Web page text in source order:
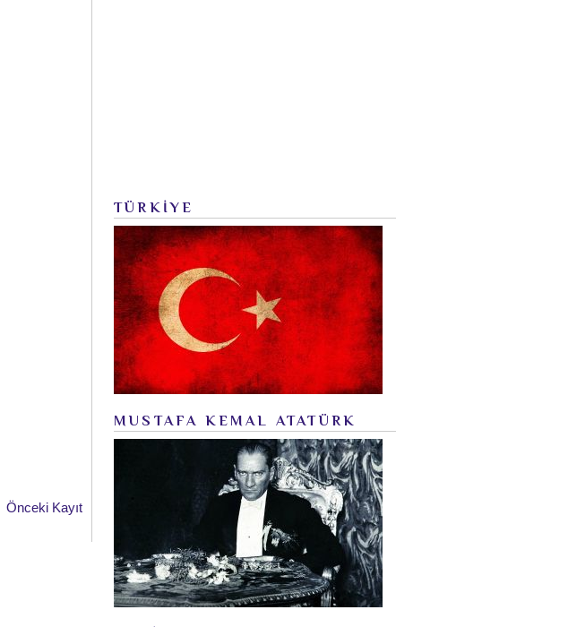
Önceki Kayıt
TÜRKİYE
MUSTAFA KEMAL ATATÜRK